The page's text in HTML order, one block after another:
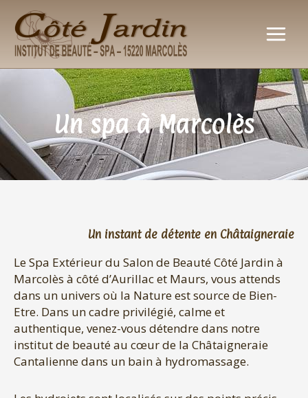
contenu
Un spa à Marcolès
Un instant de détente en Châtaigneraie
Le Spa Extérieur du Salon de Beauté Côté Jardin à
Marcolès à côté d’Aurillac et Maurs, vous attends
dans un univers où la Nature est source de Bien-
Etre. Dans un cadre privilégié, calme et
authentique, venez-vous détendre dans notre
institut de beauté au cœur de la Châtaigneraie
Cantalienne dans un bain à hydromassage.